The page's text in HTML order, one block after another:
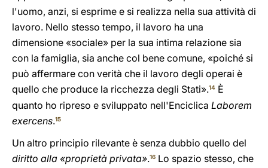
l'uomo, anzi, si esprime e si realizza nella sua attività di
lavoro. Nello stesso tempo, il lavoro ha una
dimensione «sociale» per la sua intima relazione sia
con la famiglia, sia anche col bene comune, «poiché si
può affermare con verità che il lavoro degli operai è
quello che produce la ricchezza degli Stati».14 È
quanto ho ripreso e sviluppato nell'Enciclica Laborem
exercens.15
Un altro principio rilevante è senza dubbio quello del
diritto alla «proprietà privata».16 Lo spazio stesso, che